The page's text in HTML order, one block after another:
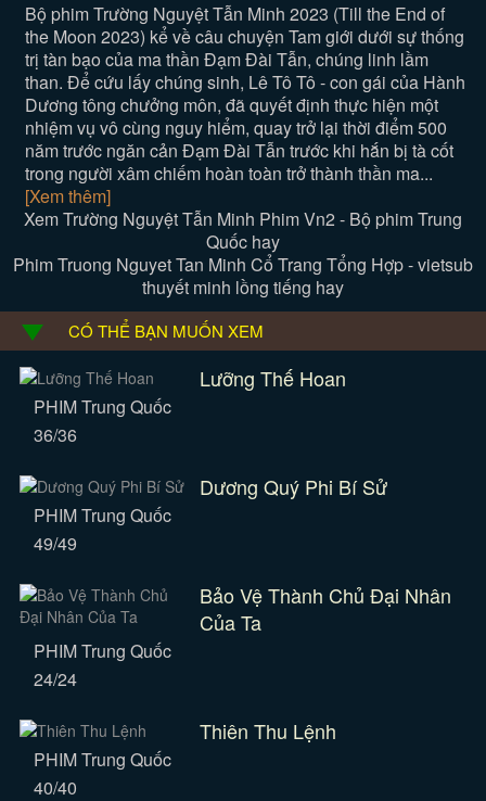
Bộ phim Trường Nguyệt Tẫn Minh 2023 (Till the End of
the Moon 2023) kể về câu chuyện Tam giới dưới sự thống
trị tàn bạo của ma thần Đạm Đài Tẫn, chúng linh lầm
than. Để cứu lấy chúng sinh, Lê Tô Tô - con gái của Hành
Dương tông chưởng môn, đã quyết định thực hiện một
nhiệm vụ vô cùng nguy hiểm, quay trở lại thời điểm 500
năm trước ngăn cản Đạm Đài Tẫn trước khi hắn bị tà cốt
trong người xâm chiếm hoàn toàn trở thành thần ma...
[Xem thêm]
Xem Trường Nguyệt Tẫn Minh Phim Vn2 - Bộ phim Trung
Quốc hay
Phim Truong Nguyet Tan Minh Cổ Trang Tổng Hợp - vietsub
thuyết minh lồng tiếng hay
CÓ THỂ BẠN MUỐN XEM
Lưỡng Thế Hoan
PHIM Trung Quốc
36/36
Dương Quý Phi Bí Sử
PHIM Trung Quốc
49/49
Bảo Vệ Thành Chủ Đại Nhân
Của Ta
PHIM Trung Quốc
24/24
Thiên Thu Lệnh
PHIM Trung Quốc
40/40